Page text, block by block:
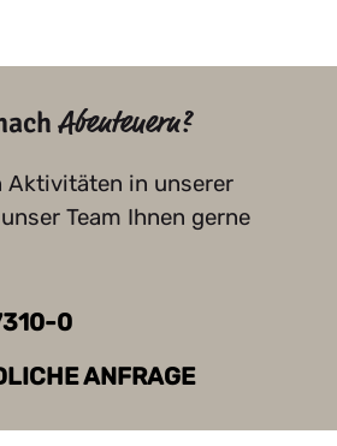
Abenteuern?
Aktivitäten in unserer
Team Ihnen gerne
0
ANFRAGE